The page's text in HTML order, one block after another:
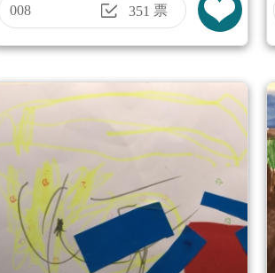
008 351 票